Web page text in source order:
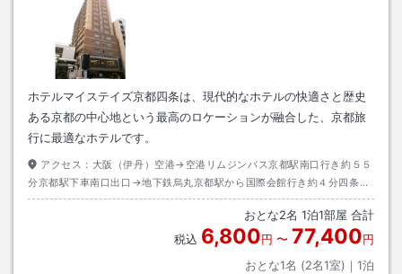
ホテルマイステイズ京都四条は、現代的なホテルの快適さと歴史
ある京都の中心地という最高のロケーションが融合した、京都旅
行に最適なホテルです。
アクセス： 大阪（伊丹）空港→空港リムジンバス京都駅南口行き約５５
分京都駅下車南口出口→地下鉄烏丸京都駅から国際会館行き約４分四条駅
下車改札２４番出口→徒歩約６分
おとな2名 1泊1部屋 合計
税込 6,800円 〜 77,400円
おとな1名 (2名1室)｜ 1泊